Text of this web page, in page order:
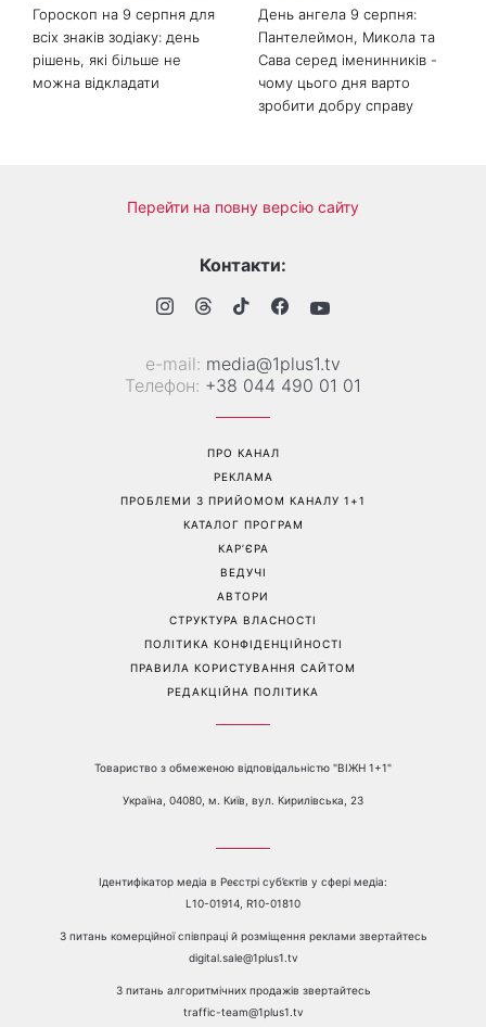
Гороскоп на 9 серпня для
всіх знаків зодіаку: день
рішень, які більше не
можна відкладати
День ангела 9 серпня:
Пантелеймон, Микола та
Сава серед іменинників -
чому цього дня варто
зробити добру справу
Перейти на повну версію сайту
Контакти:
е-mail: media@1plus1.tv
Телефон: +38 044 490 01 01
ПРО КАНАЛ
РЕКЛАМА
ПРОБЛЕМИ З ПРИЙОМОМ КАНАЛУ 1+1
КАТАЛОГ ПРОГРАМ
КАР’ЄРА
ВЕДУЧІ
АВТОРИ
СТРУКТУРА ВЛАСНОСТІ
ПОЛІТИКА КОНФІДЕНЦІЙНОСТІ
ПРАВИЛА КОРИСТУВАННЯ САЙТОМ
РЕДАКЦІЙНА ПОЛІТИКА
Товариство з обмеженою відповідальністю "ВІЖН 1+1"
Україна, 04080, м. Київ, вул. Кирилівська, 23
Ідентифікатор медіа в Реєстрі суб’єктів у сфері медіа:
L10-01914, R10-01810
З питань комерційної співпраці й розміщення реклами звертайтесь
digital.sale@1plus1.tv
З питань алгоритмічних продажів звертайтесь
traffic-team@1plus1.tv